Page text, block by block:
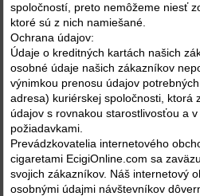
spoločností, preto nemôžeme niesť
ktoré sú z nich namiešané.
Ochrana údajov:
Údaje o kreditných kartách našich
osobné údaje našich zákazníkov
výnimkou prenosu údajov
adresa) kuriérskej spoločnosti, ktorá
údajov s rovnakou starostlivosťou a
požiadavkami.
Prevádzkovatelia internetového
cigaretami EcigiOnline.com sa
svojich zákazníkov. Náš internetový
osobnými údajmi návštevníkov